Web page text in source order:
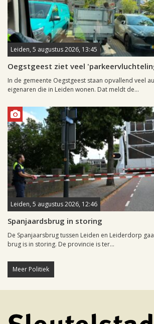
Leiden, 5 augustus 2026, 13:45
Oegstgeest ziet veel
In de gemeente Oegstgeest staan opvallend veel
eigenaren die in Leiden wonen. Dat meldt de...
Leiden, 5 augustus 2026, 12:46
Spanjaardsbrug in storing
De Spanjaarsbrug tussen Leiden en Leiderdorp
brug is in storing. De provincie is ter...
Meer Politiek